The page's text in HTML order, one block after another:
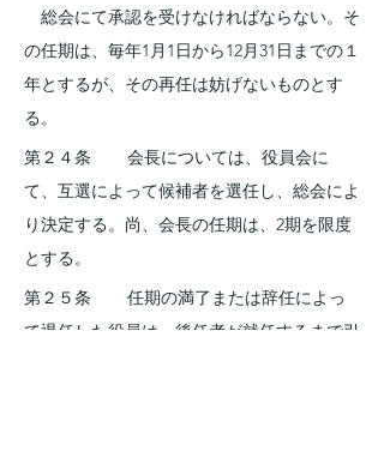
総会にて承認を受けなければならない。そ
の任期は、毎年1月1日から12月31日までの１
年とするが、その再任は妨げないものとす
る。
第２４条    　会長については、役員会に
て、互選によって候補者を選任し、総会によ
り決定する。尚、会長の任期は、2期を限度
とする。
第２５条    　任期の満了または辞任によっ
て退任した役員は、後任者が就任するまで引